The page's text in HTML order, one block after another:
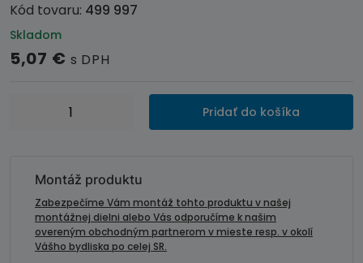
Kód tovaru: 499 997
Skladom
5,07 € s DPH
množstvo
TESA
"motorová"
Pridať do košíka
Montáž produktu
Zabezpečíme Vám montáž tohto produktu v našej
montážnej dielni alebo Vás odporučíme k našim
overeným obchodným partnerom v mieste resp. v okolí
Vášho bydliska po celej SR.